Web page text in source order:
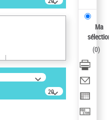
résultats/page
20
résultats/page
Ma
(0)